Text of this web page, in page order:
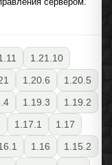
1.21.10
1.20.6
1.20.5
1.19.3
1.19.2
1.17.1
1.17
1.16
1.15.2